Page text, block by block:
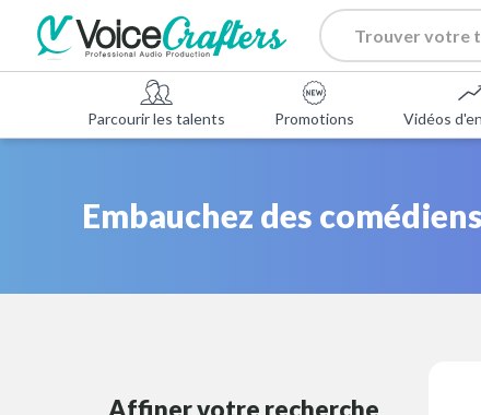
Parcourir les talents Promotions Vidéos
Embauchez des
Affiner votre recherche